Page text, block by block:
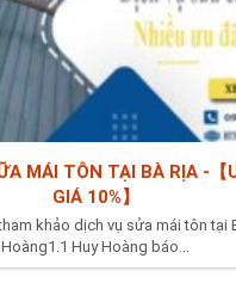
MÁI TÔN TẠI BÀ RỊA -【
GIÁ 10%】
khảo dịch vụ sửa mái tôn tại
Hoàng1.1 Huy Hoàng báo...